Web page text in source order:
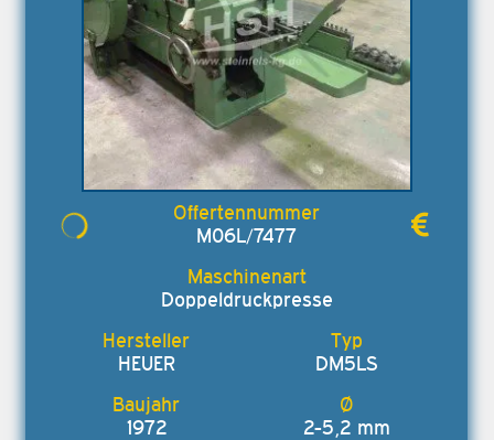
M06L/7477
Doppeldruckpresse
HEUER DM5LS
1972 2-5,2 mm